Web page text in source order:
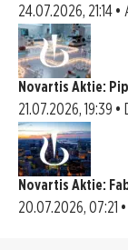
24.07.2026, 21:14
Novartis Aktie:
21.07.2026, 19:39
Novartis Aktie:
20.07.2026, 07:21